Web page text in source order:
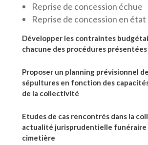
Reprise de concession échue
Reprise de concession en état
Développer les contraintes
chacune des procédures présentées
Proposer un planning prévisionnel
sépultures en fonction des
de la collectivité
Etudes de cas rencontrés dans la
actualité jurisprudentielle funéraire
cimetière